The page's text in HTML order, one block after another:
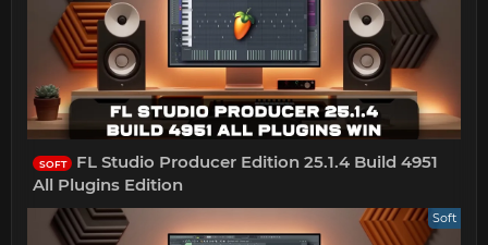
SOFT
FL Studio Producer Edition 25.1.4 Build 4951
All Plugins Edition
Soft